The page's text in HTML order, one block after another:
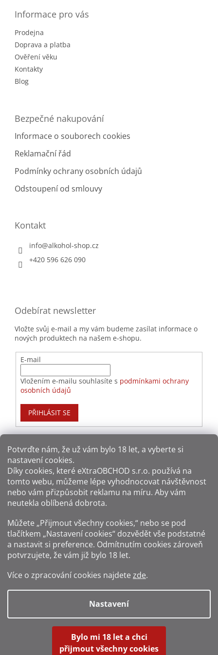
Potvrďte nám​​, že už vám bylo 18 let, a vyberte si
nastavení cookies.
Díky cookies, které eXtraOBCHOD s.r.o. používá na
tomto webu, můžeme lépe vyhodnocovat návštěvnost
nebo vám přizpůsobit reklamu na míru. Aby vám
neutekla oblíbená dobrota.
Můžete „Přijmout všechny cookies,“ nebo se pod
tlačítkem „Nastavení cookies“ dozvědět vše podstatné
a nastavit si preference. Odmítnutím cookies zároveň
potvrzujete, že vám již bylo 18 let.
Více o zpracování cookies najdete zde.
Nastavení
Bylo mi 18 let a chci
přijmout všechny cookies
Informace pro vás
Prodejna
Doprava a platba
Ověření věku
Kontakty
Blog
Bezpečné nakupování
Informace o souborech cookies
Reklamační řád
Podmínky ochrany osobních údajů
Odstoupení od smlouvy
Kontakt
info@alkohol-shop.cz
+420 596 626 090
Odebírat newsletter
Vložte svůj e-mail a my vám budeme zasílat informace o
nových produktech na našem e-shopu.
E-mail
Vložením e-mailu souhlasíte s podmínkami ochrany
osobních údajů
PŘIHLÁSIT SE
Způsoby dopravy:
Zákaz prodeje alkoholu osobám mladším 18 let.
Vytvořil Shoptet